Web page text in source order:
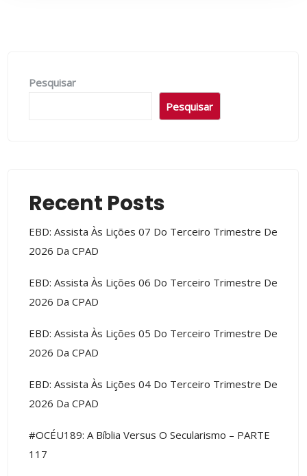
Pesquisar
Pesquisar
Recent Posts
EBD: Assista Às Lições 07 Do Terceiro Trimestre De
2026 Da CPAD
EBD: Assista Às Lições 06 Do Terceiro Trimestre De
2026 Da CPAD
EBD: Assista Às Lições 05 Do Terceiro Trimestre De
2026 Da CPAD
EBD: Assista Às Lições 04 Do Terceiro Trimestre De
2026 Da CPAD
#OCÉU189: A Bíblia Versus O Secularismo – PARTE
117